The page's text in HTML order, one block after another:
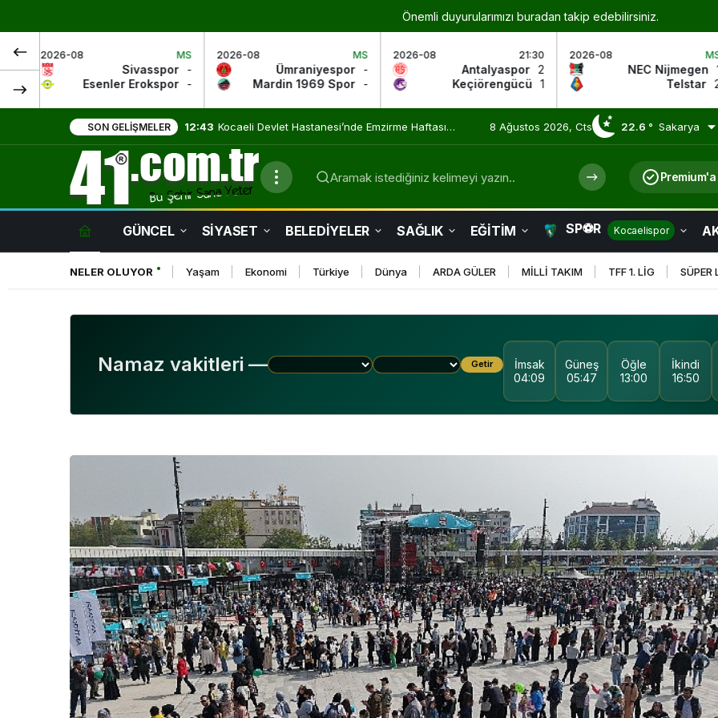
Önemli duyurularımızı buradan takip edebilirsiniz.
Sivasspor
Erokspor
-
Ümraniyespor
-
Mardin 1969 Spor -
21:30
Antalyaspor
Keçiörengücü
1
2026-08
NEC Nijmegen
1
Telstar
SON GELIŞMELER 9:01 Evde Sağlık Hizmetleri Umut Olmaya Devam Ediyor 8 Ağustos 2026, Cts 22.6 ° Sakarya
Aramak istediğiniz kelimeyi yazın..
GÜNCEL SİYASET BELEDİYELER SAĞLIK EĞİTİM SP⚽R Kocaelispor
NELER OLUYOR Yaşam Ekonomi Türkiye Dünya ARDA GÜLER MİLLİ TAKIM TFF 1. LİG SÜPER
Namaz vakitleri — Getir
İmsak
04:09
Güneş
05:47
Öğle
13:00
İkindi
16:50
KOCAELI DEVLET
HASTANESI